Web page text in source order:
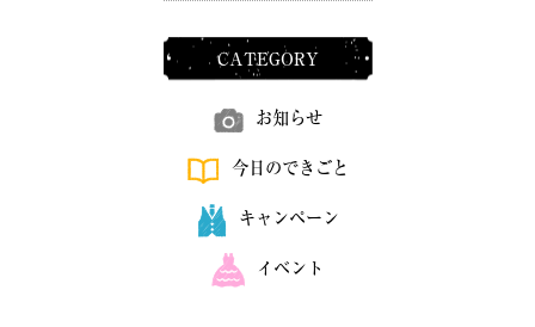
CATEGORY
お知らせ
今日のできごと
キャンペーン
イベント